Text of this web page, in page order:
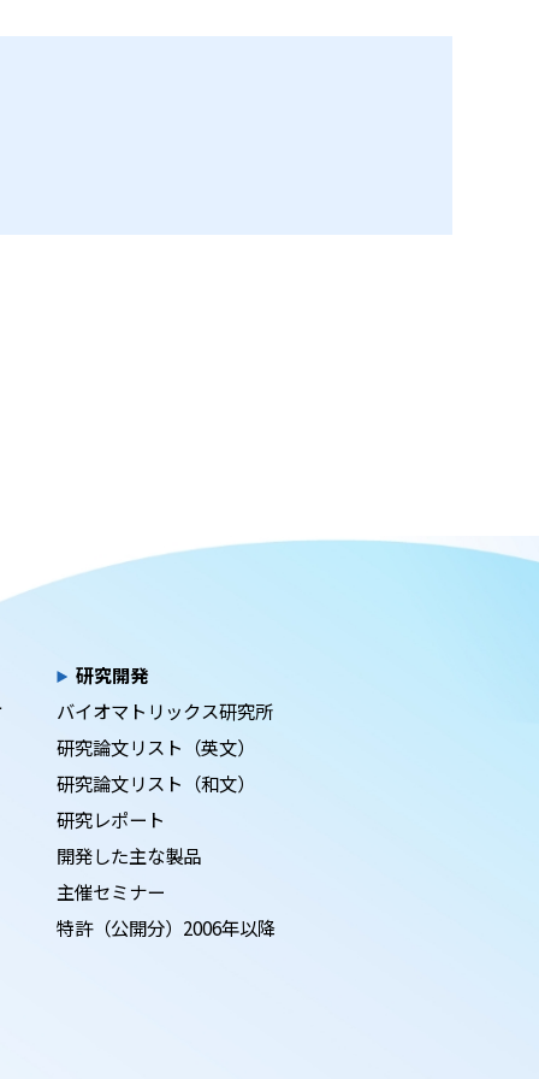
研究開発
バイオマトリックス研究所
研究論文リスト（英文）
研究論文リスト（和文）
研究レポート
開発した主な製品
主催セミナー
特許（公開分）2006年以降